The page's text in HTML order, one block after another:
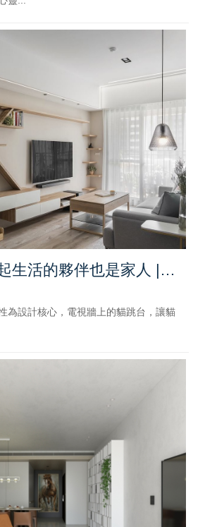
生活的夥伴也是家人 |
計,北屯寵物宅設計
為設計核心，電視牆上的貓跳台，讓貓